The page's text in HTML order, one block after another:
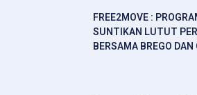
FREE2MOVE :
SUNTIKAN LUTUT
BERSAMA BREGO